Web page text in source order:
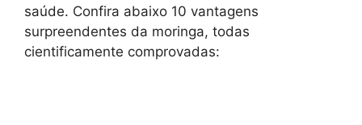
saúde. Confira abaixo 10 vantagens
surpreendentes da moringa, todas
cientificamente comprovadas: